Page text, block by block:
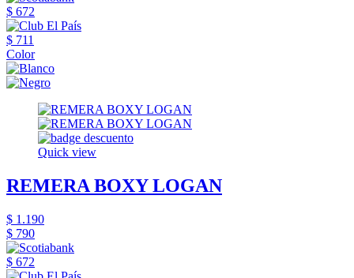
$ 672
$ 711
Color
Quick view
REMERA BOXY LOGAN
$ 1.190
$ 790
$ 672